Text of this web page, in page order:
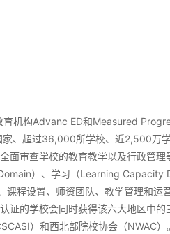
机构Advanc ED和Measured
、超过36,000所学校、近2,500万
面审查学校的教育教学以及行政管
）、学习（Learning Capacity
程设置、师资团队、教学管理和运
证的学校会同时获得该六大地区中
）和西北部院校协会（NWAC）